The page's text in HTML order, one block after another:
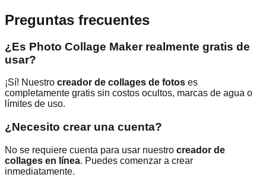
Preguntas frecuentes
¿Es Photo Collage Maker realmente gratis de
usar?
¡Sí! Nuestro creador de collages de fotos es
completamente gratis sin costos ocultos, marcas de agua o
límites de uso.
¿Necesito crear una cuenta?
No se requiere cuenta para usar nuestro creador de
collages en línea. Puedes comenzar a crear
inmediatamente.